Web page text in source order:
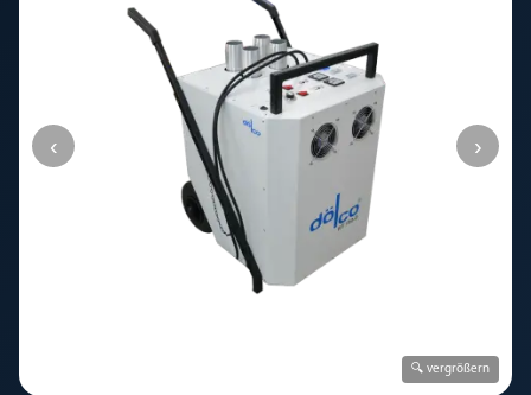
🔍 vergrößern
‹ ›